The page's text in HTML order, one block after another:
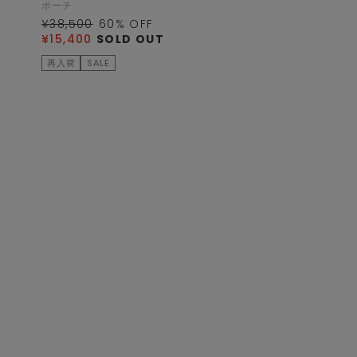
ポーチ
¥38,500 60 % OFF
¥15,400 SOLD OUT
再入荷 SALE